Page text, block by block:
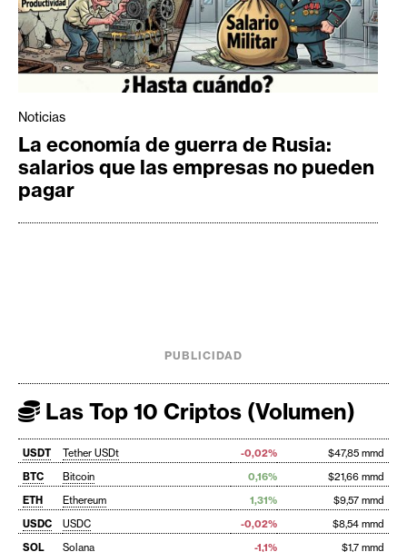
Noticias
La economía de guerra de Rusia:
salarios que las empresas no pueden
pagar
PUBLICIDAD
Las Top 10 Criptos (Volumen)
USDT Tether USDt -0,02%
$47,85 mmd
BTC
Bitcoin 0,16%
$21,66 mmd
ETH
Ethereum 1,31%
$9,57 mmd
USDC
USDC -0,02%
$8,54 mmd
SOL
Solana -1,1%
$1,7 mmd